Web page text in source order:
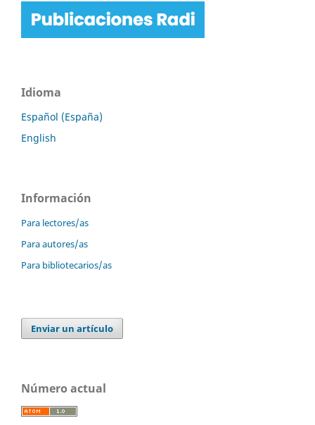
Idioma
Español (España)
English
Información
Para lectores/as
Para autores/as
Para bibliotecarios/as
Enviar un artículo
Número actual